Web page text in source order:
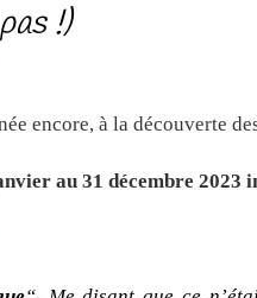
!)
encore, à la découverte
au 31 décembre 2023